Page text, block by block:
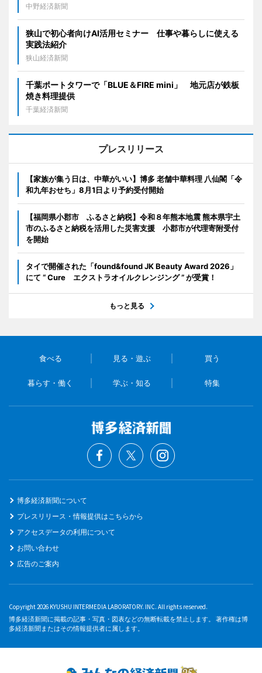
中野経済新聞
狭山で初心者向けAI活用セミナー 仕事や暮らしに使える
実践法紹介
狭山経済新聞
千葉ポートタワーで「BLUE＆FIRE mini」 地元店が鉄板
焼き料理提供
千葉経済新聞
プレスリリース
【家族が集う日は、中華がいい】博多 老舗中華料理 八仙閣「令
和九年おせち」8月1日より予約受付開始
【福岡県小郡市 ふるさと納税】令和８年熊本地震 熊本県宇土
市のふるさと納税を活用した災害支援 小郡市が代理寄附受付
を開始
タイで開催された「found&found JK Beauty Award 2026」
にて “ Cure エクストラオイルクレンジング ” が受賞！
もっと見る
食べる 見る・遊ぶ 買う
暮らす・働く 学ぶ・知る 特集
博多経済新聞について
プレスリリース・情報提供はこちらから
アクセスデータの利用について
お問い合わせ
広告のご案内
Copyright 2026 KYUSHU INTERMEDIA LABORATORY. INC. All rights reserved.
博多経済新聞に掲載の記事・写真・図表などの無断転載を禁止します。 著作権は博
多経済新聞またはその情報提供者に属します。